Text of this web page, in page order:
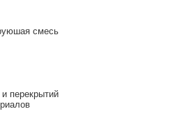
смесь
перекрытий